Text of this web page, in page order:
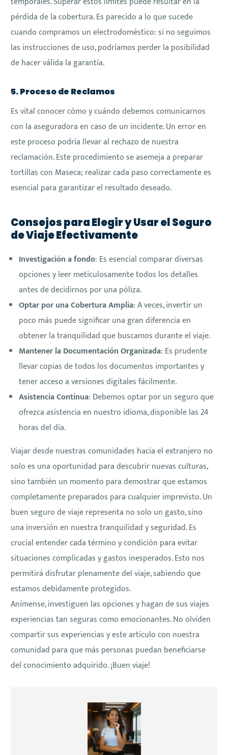
pérdida de la cobertura. Es parecido a lo que sucede
cuando compramos un electrodoméstico: si no seguimos
las instrucciones de uso, podríamos perder la posibilidad
de hacer válida la garantía.
5. Proceso de Reclamos
Es vital conocer cómo y cuándo debemos comunicarnos
con la aseguradora en caso de un incidente. Un error en
este proceso podría llevar al rechazo de nuestra
reclamación. Este procedimiento se asemeja a preparar
tortillas con Maseca; realizar cada paso correctamente es
esencial para garantizar el resultado deseado.
Consejos para Elegir y Usar el Seguro
de Viaje Efectivamente
Investigación a fondo: Es esencial comparar diversas
opciones y leer meticulosamente todos los detalles
antes de decidirnos por una póliza.
Optar por una Cobertura Amplia: A veces, invertir un
poco más puede significar una gran diferencia en
obtener la tranquilidad que buscamos durante el viaje.
Mantener la Documentación Organizada: Es prudente
llevar copias de todos los documentos importantes y
tener acceso a versiones digitales fácilmente.
Asistencia Continua: Debemos optar por un seguro que
ofrezca asistencia en nuestro idioma, disponible las 24
horas del día.
Viajar desde nuestras comunidades hacia el extranjero no
solo es una oportunidad para descubrir nuevas culturas,
sino también un momento para demostrar que estamos
completamente preparados para cualquier imprevisto. Un
buen seguro de viaje representa no solo un gasto, sino
una inversión en nuestra tranquilidad y seguridad. Es
crucial entender cada término y condición para evitar
situaciones complicadas y gastos inesperados. Esto nos
permitirá disfrutar plenamente del viaje, sabiendo que
estamos debidamente protegidos.
Anímense, investiguen las opciones y hagan de sus viajes
experiencias tan seguras como emocionantes. No olviden
compartir sus experiencias y este artículo con nuestra
comunidad para que más personas puedan beneficiarse
del conocimiento adquirido. ¡Buen viaje!